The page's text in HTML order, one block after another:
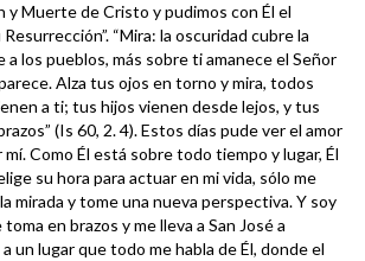
y Muerte de Cristo y pudimos con Él el
“Mira: la oscuridad cubre la
a los pueblos, más sobre ti amanece el Señor
Alza tus ojos en torno y mira, todos
a ti; tus hijos vienen desde lejos, y tus
(Is 60, 2. 4). Estos días pude ver el amor
Como Él está sobre todo tiempo y lugar, Él
su hora para actuar en mi vida, sólo me
mirada y tome una nueva perspectiva. Y soy
en brazos y me lleva a San José a
un lugar que todo me habla de Él, donde el